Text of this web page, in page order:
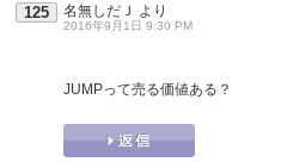
125 名無しだＪ より
2016年9月1日 9:30 PM
JUMPって売る価値ある？